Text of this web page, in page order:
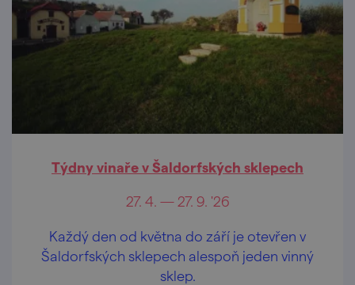
Týdny vinaře v Šaldorfských sklepech
27. 4. — 27. 9. '26
Každý den od května do září je otevřen v
Šaldorfských sklepech alespoň jeden vinný
sklep.